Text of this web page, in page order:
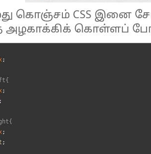
கொஞ்சம் CSS இனை
அழகாக்கிக் கொள்ளப்
;
;
;
;
;